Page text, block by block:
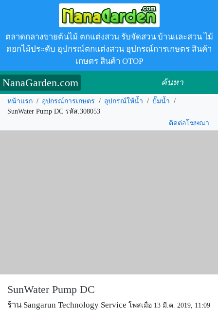
ตลาดกลางขายต้นไม้ ตกแต่งสวน รับจัดสวน บ้านและสวน ไม้
ดอกไม้ประดับ อุปกรณ์ตกแต่งสวน อุปกรณ์การเกษตร สินค้า
เกษตร สินค้า OTOP
NanaGarden.com ค้นหา
หน้าแรก / อุปกรณ์การเกษตร / อุปกรณ์ให้น้ำ / ปั๊มน้ำ /
SunWater Pump DC รหัส.308053
ติดต่อโฆษณา
SunWater Pump DC
ร้าน Sangarun Technology Service โพสเมื่อ 13 มี.ค. 2019, 11:09